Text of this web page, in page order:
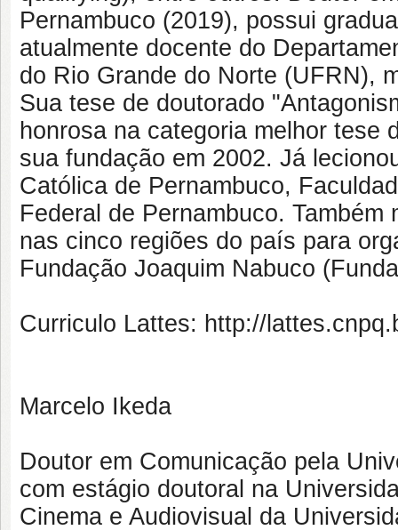
Pernambuco (2019), possui
atualmente docente do
do Rio Grande do Norte (UFRN),
Sua tese de doutorado
honrosa na categoria melhor tese
sua fundação em 2002. Já
Católica de Pernambuco,
Federal de Pernambuco.
nas cinco regiões do país para
Fundação Joaquim Nabuco
Curriculo Lattes: http://
Marcelo Ikeda
Doutor em Comunicação pela
com estágio doutoral na
Cinema e Audiovisual da